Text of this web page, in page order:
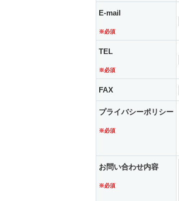
E-mail
※必須
TEL
※必須
FAX
プライバシーポリシー
※必須
お問い合わせ内容
※必須